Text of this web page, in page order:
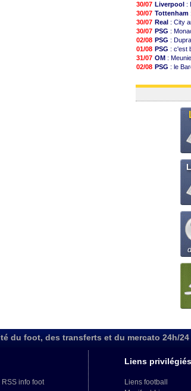
30/07 Liverpool :
30/07 Tottenham
30/07 Real : City
30/07 PSG :
02/08 PSG :
01/08 PSG : c'est
31/07 OM :
02/08 PSG : le
01/08 Barça:
du foot, des transferts et du mercato 24h/24
RSS info foot
Liens privilégiés
Liens football